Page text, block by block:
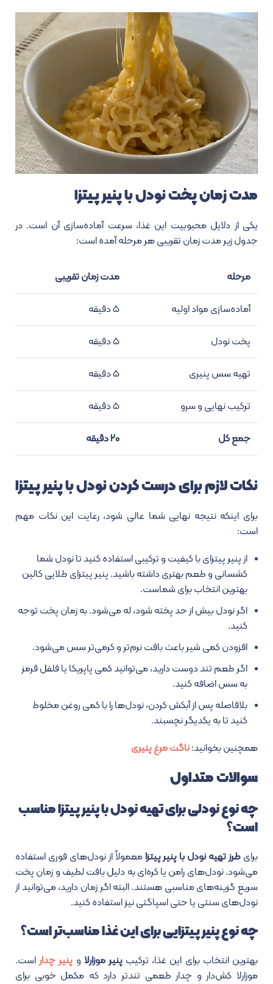
مدت زمان پخت نودل با پنیر پیتزا
یکی از دلایل محبوبیت این غذا، سرعت آماده‌سازی آن است. در
جدول زیر مدت زمان تقریبی هر مرحله آمده است:
مرحله مدت زمان تقریبی
آماده‌سازی مواد اولیه ۵ دقیقه
پخت نودل ۵ دقیقه
تهیه سس پنیری ۵ دقیقه
ترکیب نهایی و سرو ۵ دقیقه
جمع کل ۲۰ دقیقه
نکات لازم برای درست کردن نودل با پنیر پیتزا
برای اینکه نتیجه نهایی شما عالی شود، رعایت این نکات مهم
است:
از پنیر پیتزای با کیفیت و ترکیبی استفاده کنید تا نودل شما
کشسانی و طعم بهتری داشته باشید. پنیر پیتزای طلایی کالین
بهترین انتخاب برای شماست.
اگر نودل بیش از حد پخته شود، له می‌شود. به زمان پخت توجه
کنید.
افزودن کمی شیر باعث بافت نرم‌تر و کرمی‌تر سس می‌شود.
اگر طعم تند دوست دارید، می‌توانید کمی پاپریکا یا فلفل قرمز
به سس اضافه کنید.
بلافاصله پس از آبکش کردن، نودل‌ها را با کمی روغن مخلوط
کنید تا به یکدیگر نچسبند.
همچنین بخوانید:ناگت مرغ پنیری
سوالات متداول
چه نوع نودلی برای تهیه نودل با پنیر پیتزا مناسب
است؟
برای طرز تهیه نودل با پنیر پیتزا معمولاً از نودل‌های فوری استفاده
می‌شود. نودل‌های رامن یا کره‌ای به دلیل بافت لطیف و زمان پخت
سریع گزینه‌های مناسبی هستند. البته اگر زمان دارید، می‌توانید از
نودل‌های سنتی یا حتی اسپاگتی نیز استفاده کنید.
چه نوع پنیر پیتزایی برای این غذا مناسب‌تر است؟
بهترین انتخاب برای این غذا، ترکیبپنیر موزارلا و پنیر چداراست.
موزارلا کش‌دار و چدار طعمی تندتر دارد که مکمل خوبی برای